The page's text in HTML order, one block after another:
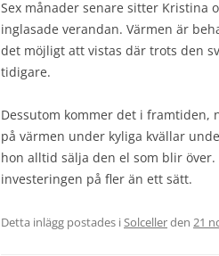
Sex månader senare sitter Kristina
inglasade verandan. Värmen är
det möjligt att vistas där trots den
tidigare.
Dessutom kommer det i framtiden,
på värmen under kyliga kvällar
hon alltid sälja den el som blir
investeringen på fler än ett sätt.
Detta inlägg postades iSolcellerden 21